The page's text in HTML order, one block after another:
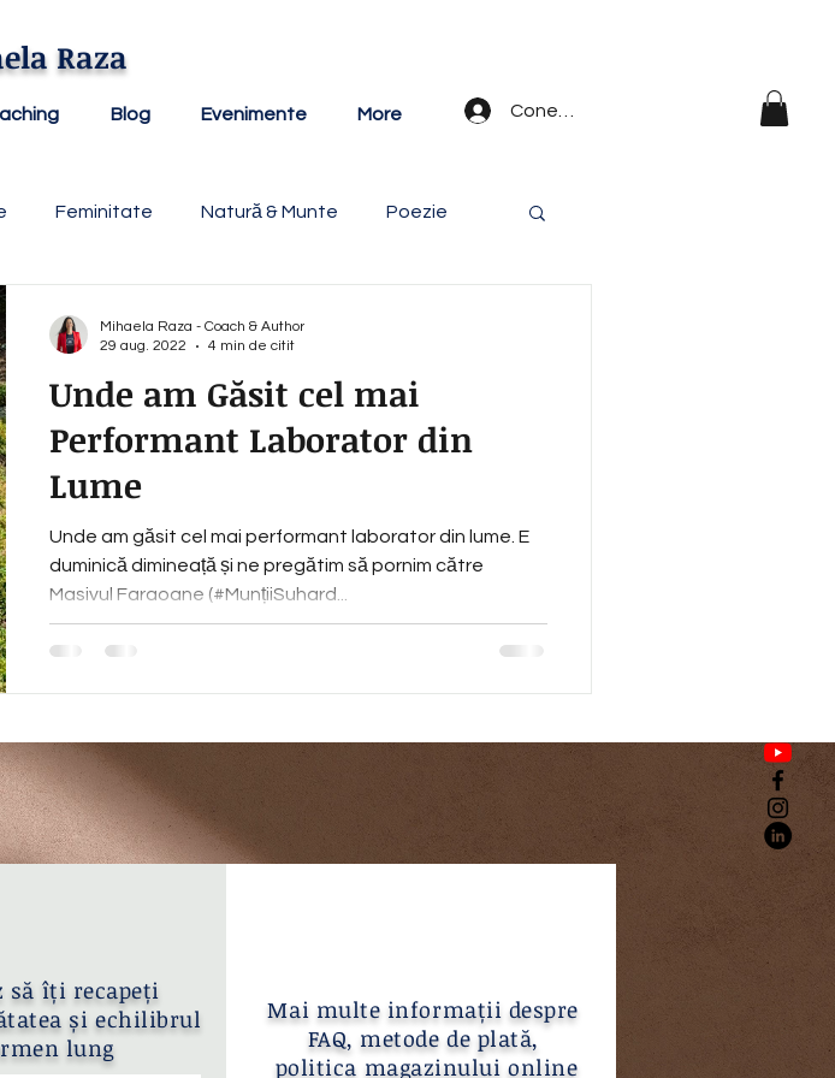
Raza
Blog Evenimente More Conectează-te
Feminitate Natură & Munte Poezie
Unde am Găsit cel mai
Performant Laborator din
Lume
Unde am găsit cel mai performant laborator din lume. E
duminică dimineață și ne pregătim să pornim către
Masivul Faraoane (#MunțiiSuhard...
Mihaela Raza - Coach & Author
29 aug. 2022
4 min de citit
să îți recapeți
și echilibrul
lung
Mai multe informații despre
FAQ, metode de plată,
politica magazinului online